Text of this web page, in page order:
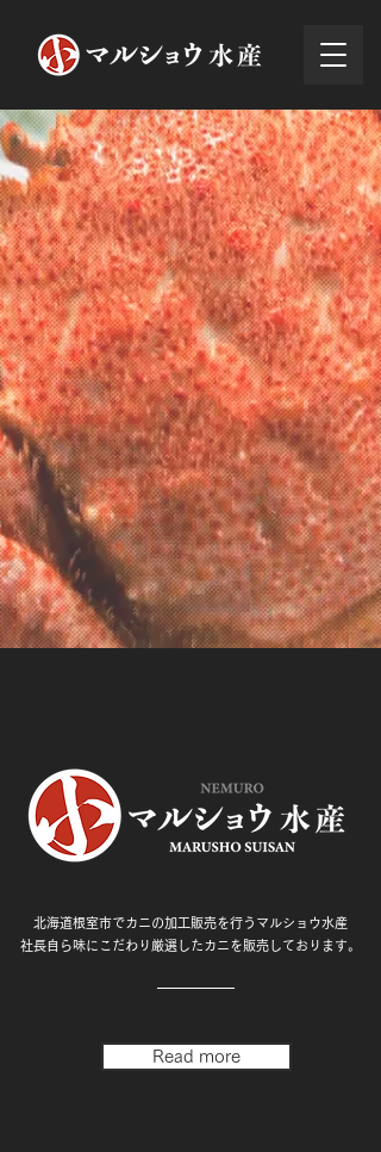
北海道根室市でカニの加工販売を行うマルショウ水産
社長自ら味にこだわり厳選したカニを販売しております。
Read more